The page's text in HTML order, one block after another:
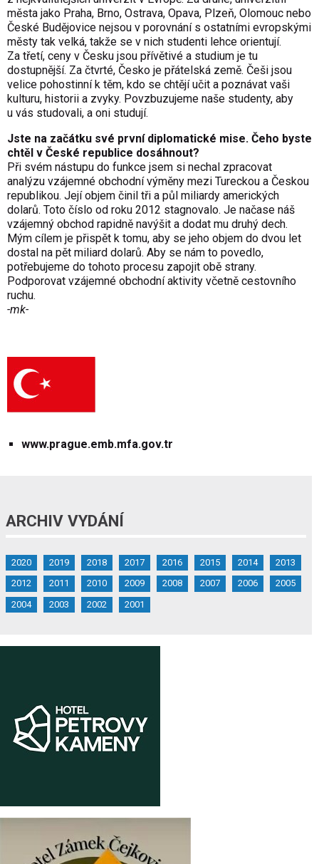
města jako Praha, Brno, Ostrava, Opava, Plzeň, Olomouc nebo
České Budějovice nejsou v porovnání s ostatními evropskými
městy tak velká, takže se v nich studenti lehce orientují.
Za třetí, ceny v Česku jsou přívětivé a studium je tu
dostupnější. Za čtvrté, Česko je přátelská země. Češi jsou
velice pohostinní k těm, kdo se chtějí učit a poznávat vaši
kulturu, historii a zvyky. Povzbuzujeme naše studenty, aby
u vás studovali, a oni studují.
Jste na začátku své první diplomatické mise. Čeho byste
chtěl v České republice dosáhnout?
Při svém nástupu do funkce jsem si nechal zpracovat
analýzu vzájemné obchodní výměny mezi Tureckou a Českou
republikou. Její objem činil tři a půl miliardy amerických
dolarů. Toto číslo od roku 2012 stagnovalo. Je načase náš
vzájemný obchod rapidně navýšit a dodat mu druhý dech.
Mým cílem je přispět k tomu, aby se jeho objem do dvou let
dostal na pět miliard dolarů. Aby se nám to povedlo,
potřebujeme do tohoto procesu zapojit obě strany.
Podporovat vzájemné obchodní aktivity včetně cestovního
ruchu.
-mk-
www.prague.emb.mfa.gov.tr
ARCHIV VYDÁNÍ
2020 2019 2018 2017 2016 2015 2014
2013
2012
2011 2010 2009 2008 2007 2006
2005
2004
2003 2002 2001